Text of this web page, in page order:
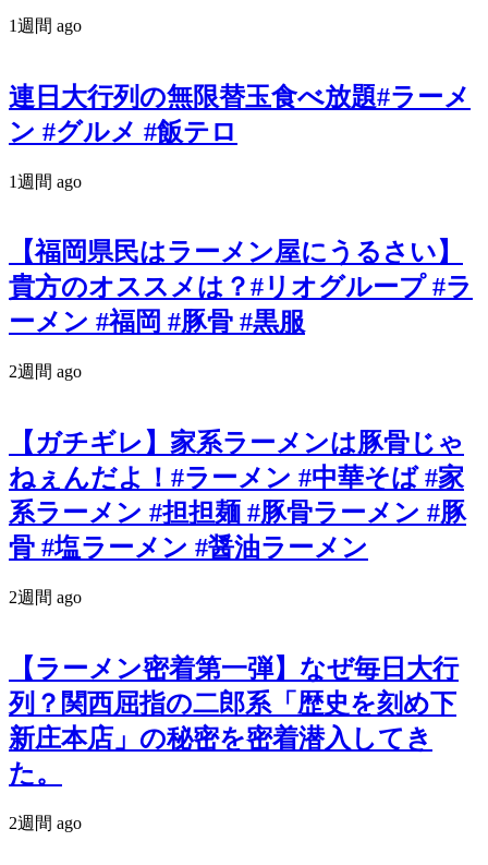
1週間 ago
連日大行列の無限替玉食べ放題#ラーメ
ン #グルメ #飯テロ
1週間 ago
【福岡県民はラーメン屋にうるさい】
貴方のオススメは？#リオグループ #ラ
ーメン #福岡 #豚骨 #黒服
2週間 ago
【ガチギレ】家系ラーメンは豚骨じゃ
ねぇんだよ！#ラーメン #中華そば #家
系ラーメン #担担麺 #豚骨ラーメン #豚
骨 #塩ラーメン #醤油ラーメン
2週間 ago
【ラーメン密着第一弾】なぜ毎日大行
列？関西屈指の二郎系「歴史を刻め下
新庄本店」の秘密を密着潜入してき
た。
2週間 ago